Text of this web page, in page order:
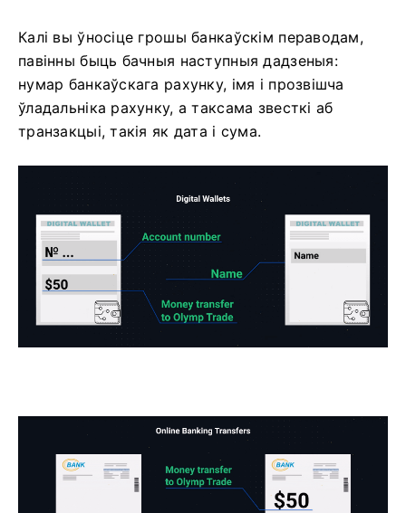
Калі вы ўносіце грошы банкаўскім пераводам,
павінны быць бачныя наступныя дадзеныя:
нумар банкаўскага рахунку, імя і прозвішча
ўладальніка рахунку, а таксама звесткі аб
транзакцыі, такія як дата і сума.